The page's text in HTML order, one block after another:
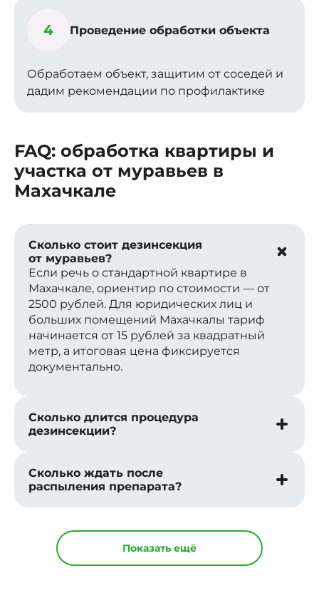
4 Проведение обработки объекта
Обработаем объект, защитим от соседей и
дадим рекомендации по профилактике
FAQ: обработка квартиры и
участка от муравьев в
Махачкале
Сколько стоит дезинсекция
от муравьев?
Если речь о стандартной квартире в
Махачкале, ориентир по стоимости — от
2500 рублей. Для юридических лиц и
больших помещений Махачкалы тариф
начинается от 15 рублей за квадратный
метр, а итоговая цена фиксируется
документально.
Сколько длится процедура
дезинсекции?
Сколько ждать после
распыления препарата?
Показать ещё